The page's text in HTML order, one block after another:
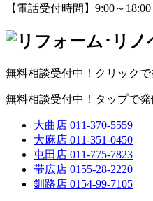
【電話受付時間】9:00～
無料相談受付中！クリックで
無料相談受付中！タップで発
大曲店 011-370-5559
大麻店 011-351-0450
屯田店 011-775-7823
帯広店 0155-28-2220
釧路店 0154-99-7105